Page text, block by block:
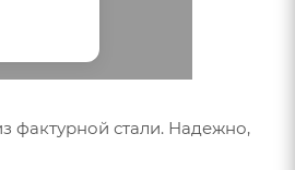
фактурной стали. Надежно,